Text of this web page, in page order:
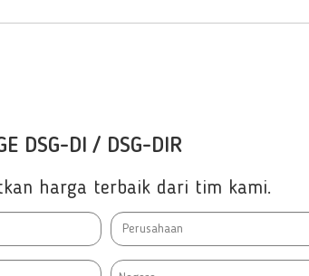
DSG-DI / DSG-DIR
harga terbaik dari tim kami.